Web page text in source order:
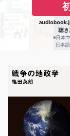
聴き
※日本
日本